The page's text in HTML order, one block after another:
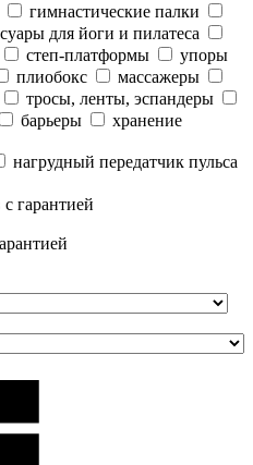
гимнастические палки
для йоги и пилатеса
степ-платформы
упоры
плиобокс
массажеры
тросы, ленты, эспандеры
барьеры
хранение
нагрудный передатчик пульса